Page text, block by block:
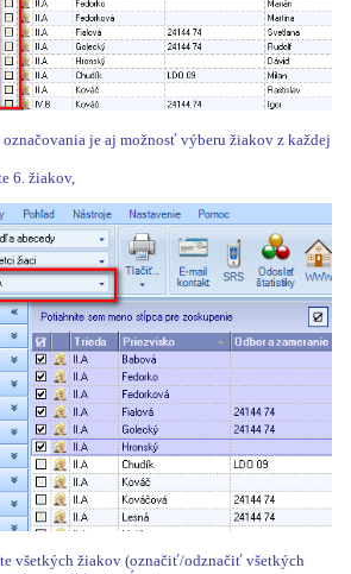
je aj možnosť výberu žiakov z každej
6. žiakov,
všetkých žiakov (označiť/odznačiť všetkých